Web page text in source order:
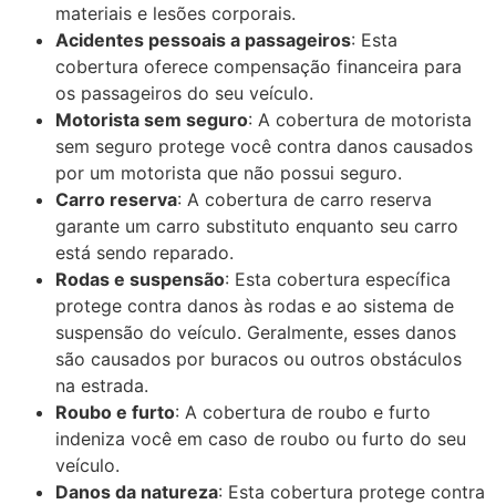
materiais e lesões corporais.
Acidentes pessoais a passageiros: Esta
cobertura oferece compensação financeira para
os passageiros do seu veículo.
Motorista sem seguro: A cobertura de motorista
sem seguro protege você contra danos causados
por um motorista que não possui seguro.
Carro reserva: A cobertura de carro reserva
garante um carro substituto enquanto seu carro
está sendo reparado.
Rodas e suspensão: Esta cobertura específica
protege contra danos às rodas e ao sistema de
suspensão do veículo. Geralmente, esses danos
são causados por buracos ou outros obstáculos
na estrada.
Roubo e furto: A cobertura de roubo e furto
indeniza você em caso de roubo ou furto do seu
veículo.
Danos da natureza: Esta cobertura protege contra